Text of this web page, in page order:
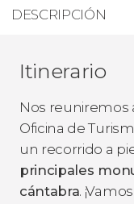
DESCRIPCIÓN
Itinerario
Nos reuniremos
Oficina de
un recorrido a
principales
cántabra.